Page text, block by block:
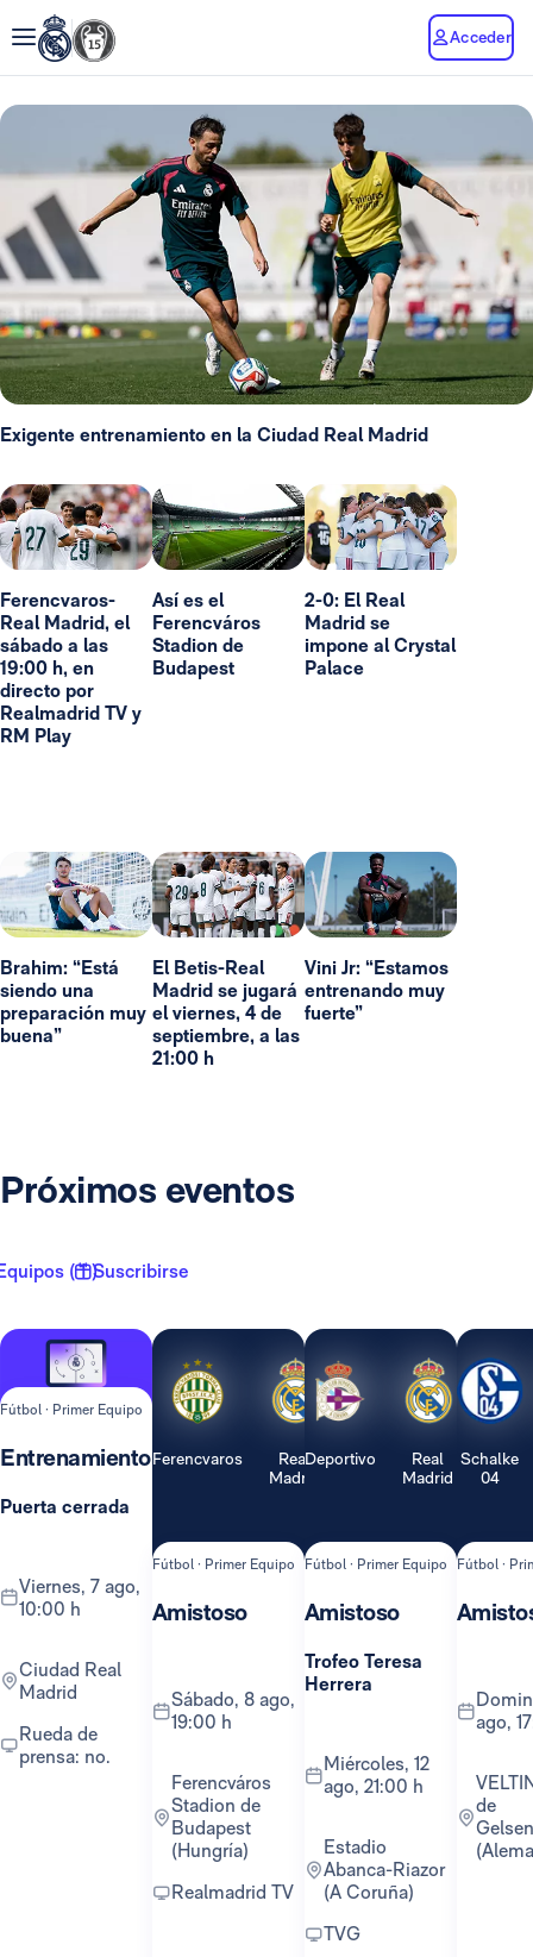
Acceder
Exigente entrenamiento en la Ciudad Real Madrid
Ferencvaros-
Real Madrid, el
sábado a las
19:00 h, en
directo por
Realmadrid TV y
RM Play
Así es el
Ferencváros
Stadion de
Budapest
2-0: El Real
Madrid se
impone al Crystal
Palace
Brahim: “Está
siendo una
preparación muy
buena”
El Betis-Real
Madrid se jugará
el viernes, 4 de
septiembre, a las
21:00 h
Vini Jr: “Estamos
entrenando muy
fuerte”
Próximos eventos
( 1 )Suscribirse
Fútbol · Primer Equipo
Entrenamiento
Puerta cerrada
viernes, 7 ago,
10:00 h
Ciudad Real
Madrid
Rueda de
prensa: no.
Ferencvaros
Real
Madrid
Fútbol · Primer Equipo
Amistoso
sábado, 8 ago,
19:00 h
Ferencváros
Stadion de
Budapest
(Hungría)
Realmadrid TV
Deportivo
Real
Madrid
Fútbol · Primer Equipo
Amistoso
Trofeo Teresa
Herrera
miércoles, 12
ago, 21:00 h
Estadio
Abanca-Riazor
(A Coruña)
TVG
Schalke
04
Fútbol ·
domingo, 16
ago,
VELTINS-Arena
de